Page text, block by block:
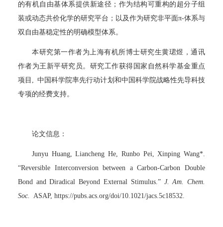
的有机自由基体系提供新途径；作为结构可重构的超分子组
装或动态共价化学的研究平台；以及作为研究非平面π-体系与
双自由基稳定性的明确模型体系。
本研究第一作者为上海有机所博士研究生黄珺煜，通讯
作者为王新平研究员。研究工作获得国家自然科学基金重点
项目, 中国科学院率先行动计划和中国科学院战略性先导科技
专项的经费支持。
论文信息：
Junyu Huang, Liancheng He, Runbo Pei, Xinping Wang*.
“Reversible Interconversion between a Carbon‑Carbon Double
Bond and Diradical Beyond External Stimulus.” J. Am. Chem.
Soc. ASAP, https://pubs.acs.org/doi/10.1021/jacs.5c18532.